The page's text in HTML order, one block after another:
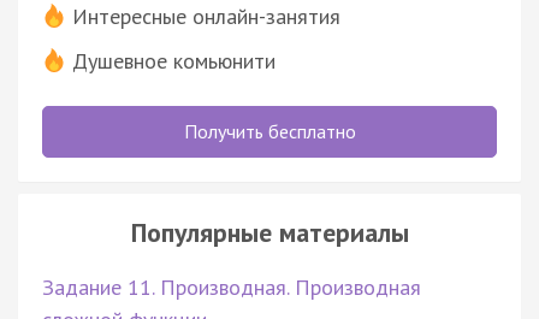
Интересные онлайн-занятия
Душевное комьюнити
Получить бесплатно
Популярные материалы
Задание 11. Производная. Производная